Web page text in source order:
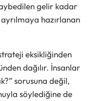
gelir kadar
hazırlanan
eksikliğinden
dağılır. İnsanlar
sorusuna değil,
söylediğine de